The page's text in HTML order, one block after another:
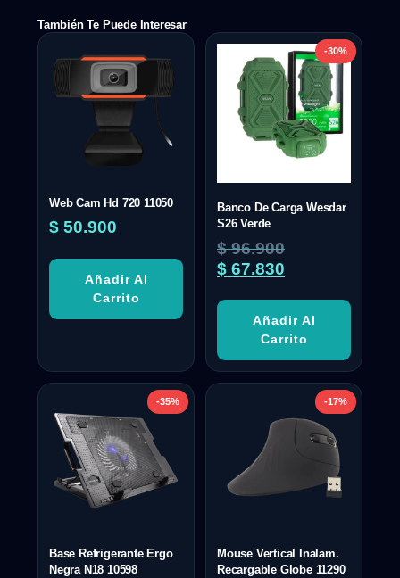
También Te Puede Interesar
Web Cam Hd 720 11050
$ 50.900
Añadir Al
Carrito
-30%
Banco De Carga Wesdar
S26 Verde
$96.900
$ 67.830
Añadir Al
Carrito
-35%
Base Refrigerante Ergo
Negra N18 10598
-17%
Mouse Vertical Inalam.
Recargable Globe 11290